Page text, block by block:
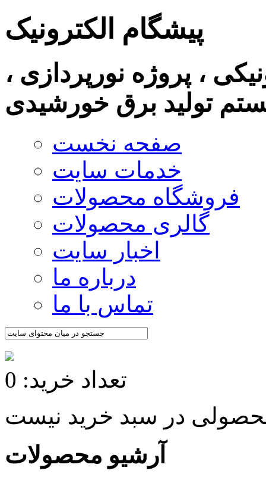
پیشگام الکترونیک
، پروژه نورپردازی ،
تولید برق خورشیدی
صفحه نخست
خدمات سایت
فروشگاه محصولات
گالری محصولات
اخبار سایت
درباره ما
تماس با ما
تعداد خرید: 0
آرشیو محصولات